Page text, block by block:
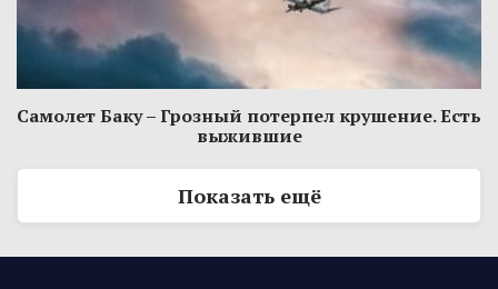
Самолет Баку – Грозный потерпел крушение. Есть
выжившие
Показать ещё